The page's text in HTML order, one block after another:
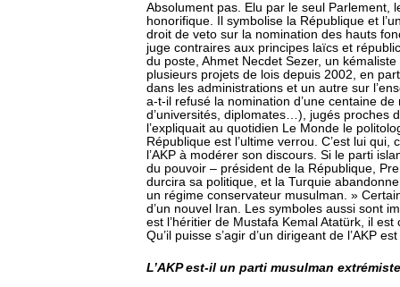
Absolument pas. Elu par le seul Parlement,
honorifique. Il symbolise la République et
droit de veto sur la nomination des hauts
juge contraires aux principes laïcs et
du poste, Ahmet Necdet Sezer, un
plusieurs projets de lois depuis 2002, en
dans les administrations et un autre sur
a-t-il refusé la nomination d’une centaine
d’universités, diplomates…), jugés proches
l’expliquait au quotidien Le Monde le
République est l’ultime verrou. C’est lui
l’AKP à modérer son discours. Si le parti
du pouvoir – président de la République,
durcira sa politique, et la Turquie
un régime conservateur musulman. »
d’un nouvel Iran. Les symboles aussi sont
est l’héritier de Mustafa Kemal Atatürk, il
Qu’il puisse s’agir d’un dirigeant de l’AKP
L’AKP est-il un parti musulman